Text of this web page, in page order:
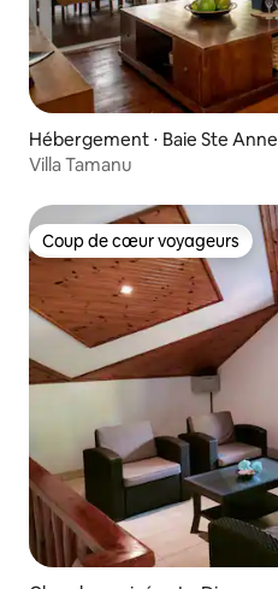
Hébergement ⋅ Baie Ste Anne
Villa Tamanu
Coup de cœur voyageurs
Coup de cœur voyageurs